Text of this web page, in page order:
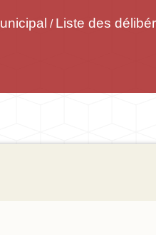
/ Liste des